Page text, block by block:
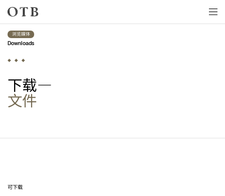
Skip to main content
浏览媒体
Downloads
下载—
文件
可下载